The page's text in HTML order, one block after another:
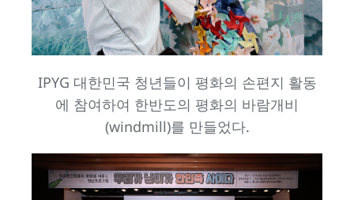
IPYG 대한민국 청년들이 평화의 손편지 활동
에 참여하여 한반도의 평화의 바람개비
(windmill)를 만들었다.